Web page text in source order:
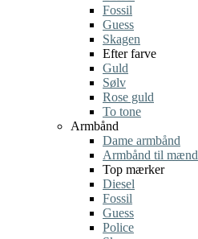
Fossil
Guess
Skagen
Efter farve
Guld
Sølv
Rose guld
To tone
Armbånd
Dame armbånd
Armbånd til mænd
Top mærker
Diesel
Fossil
Guess
Police